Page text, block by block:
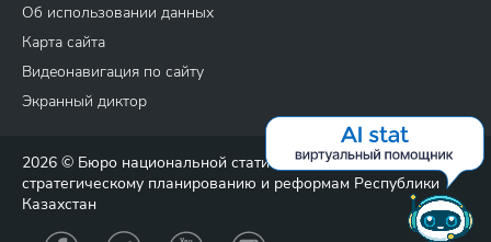
Об использовании данных
Карта сайта
Видеонавигация по сайту
Экранный диктор
2026 © Бюро национальной статистики Агентства по
стратегическому планированию и реформам Республики
Казахстан